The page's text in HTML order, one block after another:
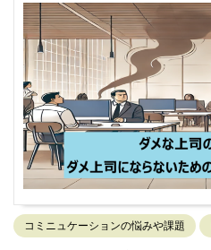
コミニュケーションの悩みや課題